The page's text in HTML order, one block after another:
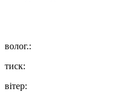
волог.:
тиск:
вітер: